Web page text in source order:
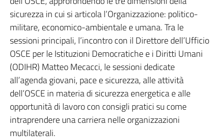
sicurezza in cui si articola l’Organizzazione: politico-
militare, economico-ambientale e umana. Tra le
sessioni principali, l’incontro con il Direttore dell’Ufficio
OSCE per le Istituzioni Democratiche e i Diritti Umani
(ODIHR) Matteo Mecacci, le sessioni dedicate
all’agenda giovani, pace e sicurezza, alle attività
dell’OSCE in materia di sicurezza energetica e alle
opportunità di lavoro con consigli pratici su come
intraprendere una carriera nelle organizzazioni
multilaterali.